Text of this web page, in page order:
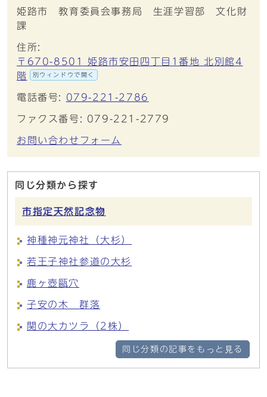
姫路市 教育委員会事務局 生涯学習部 文化財
課
住所:
〒670-8501 姫路市安田四丁目1番地 北別館4
階
別ウィンドウで開く
電話番号: 079-221-2786
ファクス番号: 079-221-2779
お問い合わせフォーム
同じ分類から探す
市指定天然記念物
神種神元神社（大杉）
若王子神社参道の大杉
鹿ヶ壺甌穴
子安の木 群落
関の大カツラ（2株）
同じ分類の記事をもっと見る